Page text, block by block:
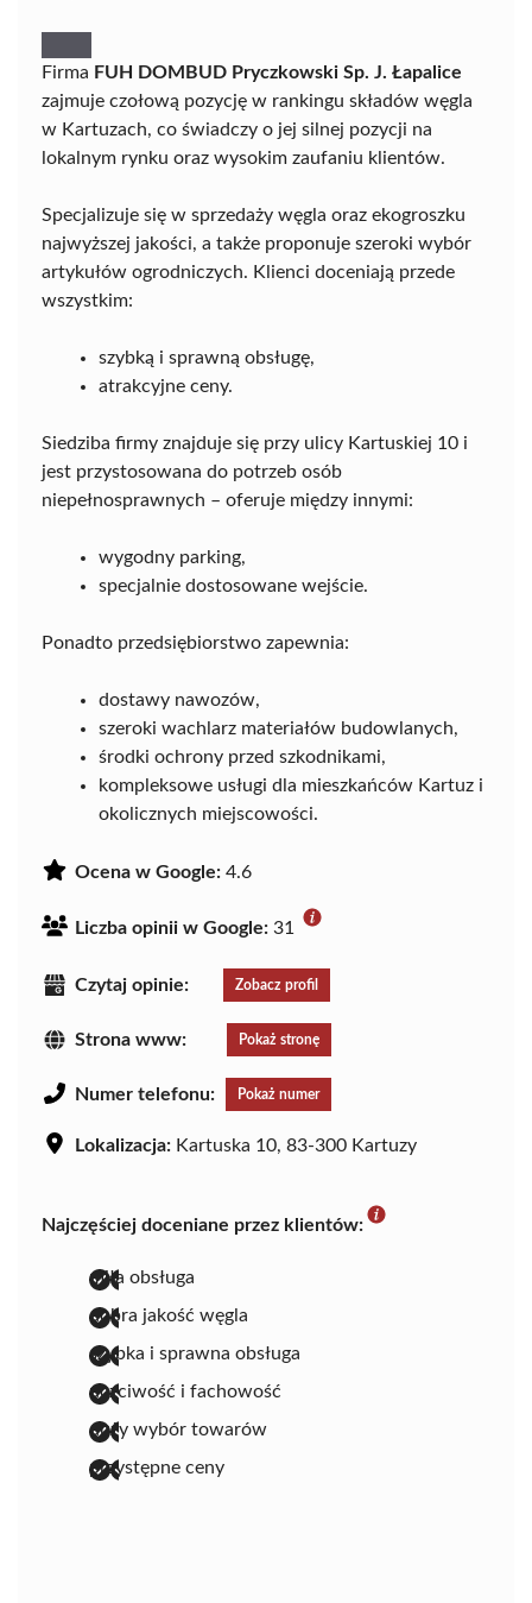
Firma FUH DOMBUD Pryczkowski Sp. J. Łapalice
zajmuje czołową pozycję w rankingu składów węgla
w Kartuzach, co świadczy o jej silnej pozycji na
lokalnym rynku oraz wysokim zaufaniu klientów.
Specjalizuje się w sprzedaży węgla oraz ekogroszku
najwyższej jakości, a także proponuje szeroki wybór
artykułów ogrodniczych. Klienci doceniają przede
wszystkim:
szybką i sprawną obsługę,
atrakcyjne ceny.
Siedziba firmy znajduje się przy ulicy Kartuskiej 10 i
jest przystosowana do potrzeb osób
niepełnosprawnych – oferuje między innymi:
wygodny parking,
specjalnie dostosowane wejście.
Ponadto przedsiębiorstwo zapewnia:
dostawy nawozów,
szeroki wachlarz materiałów budowlanych,
środki ochrony przed szkodnikami,
kompleksowe usługi dla mieszkańców Kartuz i
okolicznych miejscowości.
Ocena w Google: 4.6
Liczba opinii w Google: 31
Czytaj opinie: Zobacz profil
Strona www: Pokaż stronę
Numer telefonu: Pokaż numer
Lokalizacja: Kartuska 10, 83-300 Kartuzy
Najczęściej doceniane przez klientów:
miła obsługa
dobra jakość węgla
szybka i sprawna obsługa
uczciwość i fachowość
duży wybór towarów
przystępne ceny